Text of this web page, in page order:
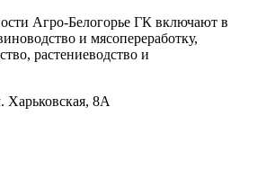
Агро-Белогорье ГК включают в
и мясопереработку,
растениеводство и
Харьковская, 8А